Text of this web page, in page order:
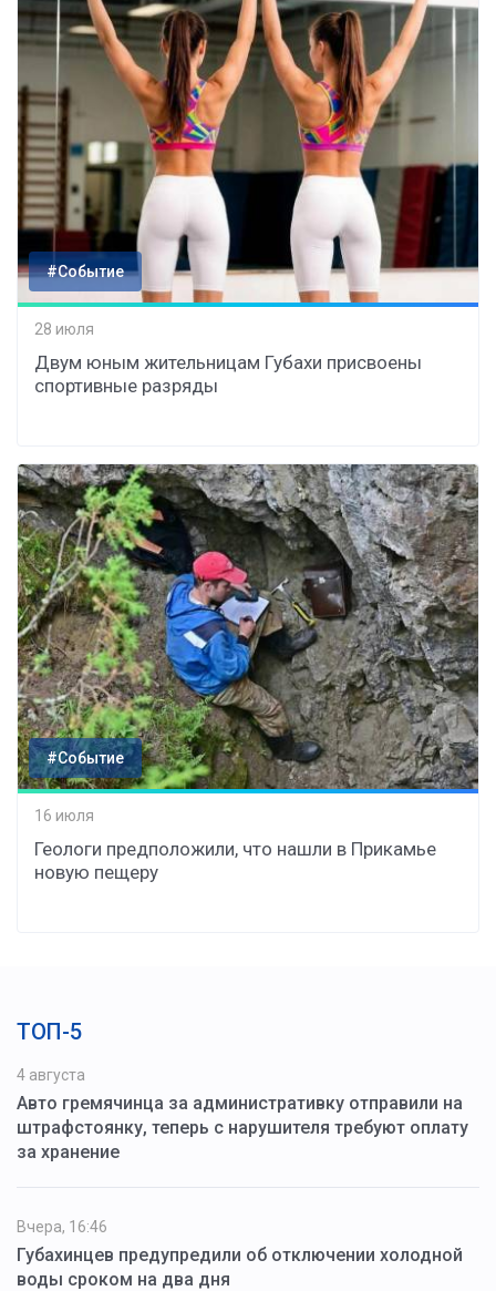
#Событие
28 июля
Двум юным жительницам Губахи присвоены
спортивные разряды
#Событие
16 июля
Геологи предположили, что нашли в Прикамье
новую пещеру
ТОП-5
4 августа
Авто гремячинца за административку отправили на
штрафстоянку, теперь с нарушителя требуют оплату
за хранение
Вчера, 16:46
Губахинцев предупредили об отключении холодной
воды сроком на два дня